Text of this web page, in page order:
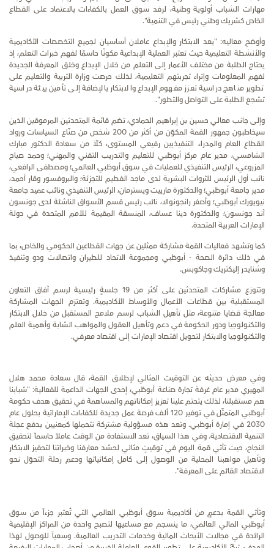
مهارات الشباب أولوية وطنية، لرفد سوق العمل بالكفاءات بالاعتماد على القطاع
الخاص كشريك وطني رئيس في التنمية".
وأوضح معاليه: "يعد الابتكار والإبداع عاملان أساسيان لجميع التخصصات الأكاديمية
والأنشطة التعليمية حيث تعتبر العملية الإبداعية مكونًا حاسمًا لفهم خبرات التعلم، إذ
يحتاج الطلبة من مختلف الأعمار إلى التعلم من خلال الإبداع وخلق المعرفة الجديدة
لفهم المعلومات وإثراء تجربتهم التعليمية، لذلك حرصت وزارة التربية والتعليم على
تطوير مناهج دراسية تعزز مفهوم الإبداع والابتكار بالإضافة إلى تأمين بيئة دراسية
تشجع الطلبة على التواصل والتطور".
وإلى جانب معالي حسين بن إبراهيم الحمادي، تضم قائمة المتحدثين المرموقين الذين
سيخاطبون جمهور القمة المكوّن من أكثر من 200 شخص من صنّاع السياسات ورواد
القطاع العام والمدراء التنفيذيين رفيعي المستوى، كلّاً من سعادة الدكتور مبارك
الشامسي، مدير عام مركز أبوظبي للتعليم والتدريب التقني والمهني؛ وحمد صياح
المزروعي، الرئيس التنفيذي للعمليات في سوق أبوظبي العالمي؛ ومصطفى الرافعي،
نائب أول الرئيس للثروات البشرية لدى ماجد الفطيم للتجزئة؛ والبروفسور وقار أحمد،
مدير جامعة أبوظبي؛ والدكتورة مارييت ويسترمان، الرئيس التنفيذي ونائب عميد جامعة
نيويورك أبوظبي؛ وأصغر رانجونوالا، نائب رئيس قسم الأسواق الناشئة لدى جونسون
آند جونسون؛ والدكتورة دينا عساف، المنسقة المقيمة للأمم المتحدة في دولة
الإمارات العربية المتحدة.
كما وتشهد فعاليات القمة مشاركة ممثلين عن جهات القطاعين الحكومي والخاص، بما
في ذلك دائرة الصحة - أبوظبي ومجموعة الاتحاد للطيران واتصالات ودو وتنفيذ
وشنايدر إليكتريك وجاكوبس.
وتتوزع مشاركات المتحدثين على أكثر من 19 جلسةٍ رئيسية لرسم آفاق التعاون
المستقبلية بين قطاعات الأعمال والأوساط الأكاديمية. وتعتزم الجهات المشاركة
معالجة قضايا متنوعة، مثل تأهيل الشباب لرسم ملامح المستقبل من خلال الابتكار
والتكنولوجيا ودور الحكومة في دعم وتأهيل العقول والمواهب الشابة وأهمية العلم
والتكنولوجيا والابتكار لتحويل اقتصاد الإمارات إلى اقتصاد معرفي.
وفي معرض حديثه عن التوقيت المثالي لإطلاق القمة، قال سعادة محمد هلال
المهيري مدير عام غرفة تجارة صناعة أبوظبي، إحدى الجهات الداعمة للفعالية: "شبابنا
هم مستقبلنا، لذلك يتحتم علينا تعزيز إمكاناتهم والمساهمة في تحقيق هدف حكومة
أبوظبي المتمثّل في توفير 120 ألف فرصة عمل جديدة للكفاءات الإماراتية بحلول عام
2030 في إمارة أبوظبي. وتعد هذه مسؤولية مشتركة نتحملها كمعنيين بدفع عجلة
التنمية الاقتصادية. وفي هذا السياق، تعد الاستفادة من الوقت عاملاً حاسماً لتحقيق
النجاح، حيث تأتي قمة اليوم في توقيتٍ مثالي لحشد معارفنا وخبراتنا لتحفيز الابتكار
وتأهيل مواهبنا المحلية من الوصول إلى كامل إمكانياتها ودعم رحلة التحوّل نحو
الاقتصاد القائم على المعرفة".
وتأتي القمة بدعمٍ من أكاديمية سوق أبوظبي العالمي التي تُعتبر جزءاً من سوق
أبوظبي المالي العالمي، ما ينسجم مع مساعيها لتصبح واحدة من المراكز الإقليمية
الرائدة في مجالات الأبحاث المالية وخدمات التدريب العالمية. وسعياً للوصول لهذا